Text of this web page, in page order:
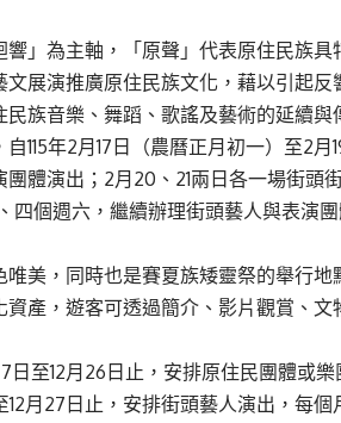
」為主軸，「原聲」代表原住民族具
展演推廣原住民族文化，藉以引起反
族音樂、舞蹈、歌謠及藝術的延續與
115年2月17日（農曆正月初一）至2月
體演出；2月20、21兩日各一場街頭
四個週六，繼續辦理街頭藝人與表演
美，同時也是賽夏族矮靈祭的舉行地
產，遊客可透過簡介、影片觀賞、文
日至12月26日止，安排原住民團體或
月27日止，安排街頭藝人演出，每個